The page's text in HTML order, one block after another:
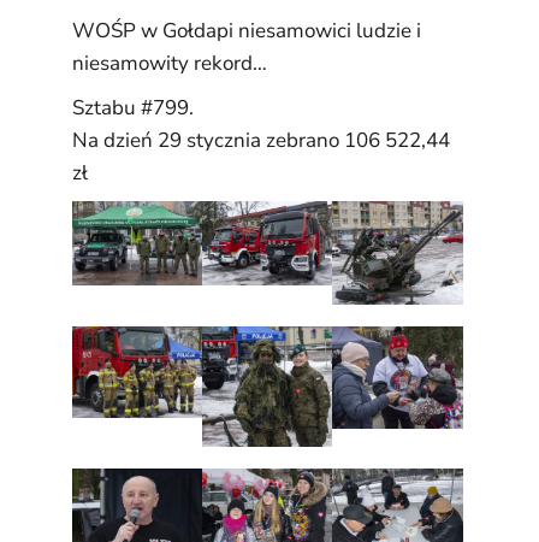
WOŚP w Gołdapi niesamowici ludzie i
niesamowity rekord…
Sztabu #799.
Na dzień 29 stycznia zebrano 106 522,44
zł